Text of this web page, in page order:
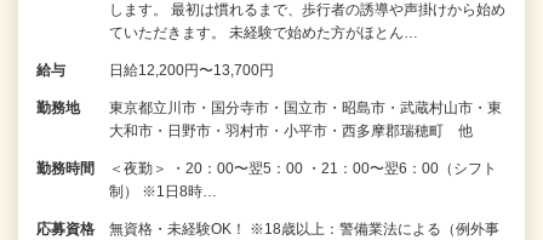
します。 最初は慣れるまで、歩行者の誘導や声掛けから始め
ていただきます。 未経験で始めた方がほとん…
給与 日給12,200円〜13,700円
勤務地
東京都立川市・国分寺市・国立市・昭島市・武蔵村山市・東
大和市・日野市・羽村市・小平市・西多摩郡瑞穂町 他
勤務時間
＜夜勤＞ ・20：00〜翌5：00 ・21：00〜翌6：00（シフト
制） ※1日8時…
応募資格
無資格・未経験OK！ ※18歳以上：警備業法による（例外事